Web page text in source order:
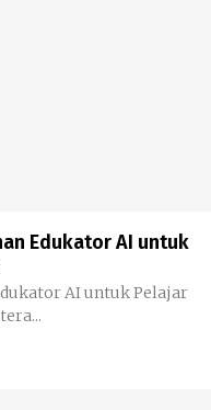
Edukator AI untuk
AI untuk Pelajar